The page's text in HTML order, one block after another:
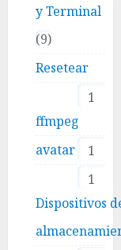
y Terminal
9
Resetear
1
ffmpeg
1
avatar
1
Dispositivos